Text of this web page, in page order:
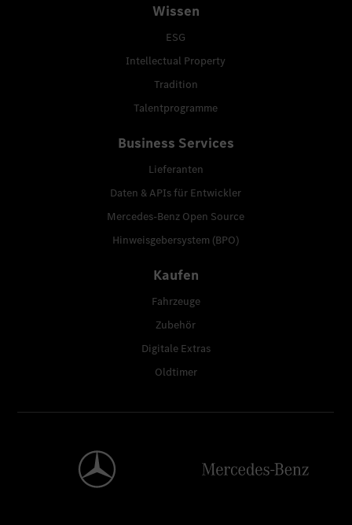
Wissen
ESG
Intellectual Property
Tradition
Talentprogramme
Business Services
Lieferanten
Daten & APIs für Entwickler
Mercedes-Benz Open Source
Hinweisgebersystem (BPO)
Kaufen
Fahrzeuge
Zubehör
Digitale Extras
Oldtimer